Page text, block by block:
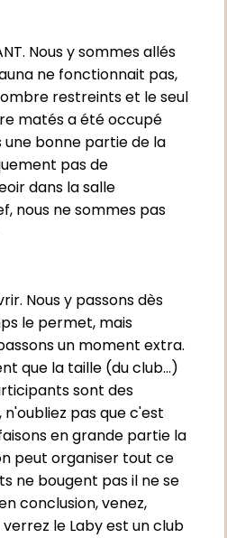
Nous y sommes allés
ne fonctionnait pas,
restreints et le seul
matés a été occupé
bonne partie de la
pas de
dans la salle
nous ne sommes pas
Nous y passons dès
le permet, mais
un moment extra.
que la taille (du club...)
sont des
pas que c'est
en grande partie la
peut organiser tout ce
ne bougent pas il ne se
conclusion, venez,
le Laby est un club